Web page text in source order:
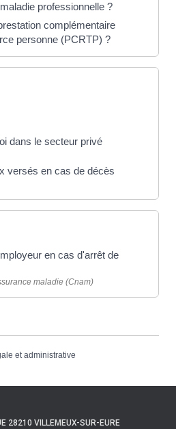
professionnelle ?
complémentaire
personne (PCRTP) ?
dans le secteur privé
versés en cas de décès
en cas d'arrêt de
maladie (Cnam)
et administrative
28210 VILLEMEUX-SUR-EURE